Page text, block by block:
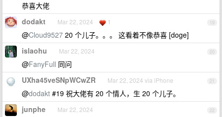
恭喜大佬
19
dodakt Mar 22, 2024 1
@Cloud9527 20 个儿子。。。 这看着不像恭喜 [doge]
20
islaohu Mar 22, 2024
@FanyFull 同问
21
UXha45veSNpWCwZR Mar 22, 2024 via iPhone
@dodakt #19 祝大佬有 20 个情人，生 20 个儿子。
22
junphe Mar 22, 2024